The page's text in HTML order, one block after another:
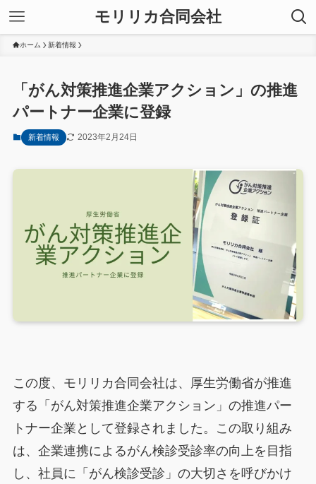
モリリカ合同会社
ホーム 新着情報
「がん対策推進企業アクション」の推進
パートナー企業に登録
新着情報 2023年2月24日
この度、モリリカ合同会社は、厚生労働省が推進
する「がん対策推進企業アクション」の推進パー
トナー企業として登録されました。この取り組み
は、企業連携によるがん検診受診率の向上を目指
し、社員に「がん検診受診」の大切さを呼びかけ